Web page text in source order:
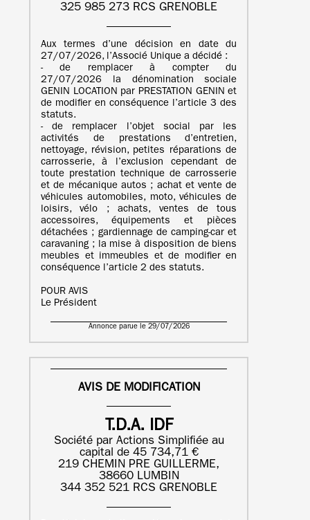
325 985 273 RCS GRENOBLE
Aux termes d’une décision en date du
27/07/2026, l’Associé Unique a décidé :
- de remplacer à compter du
27/07/2026 la dénomination sociale
GENIN LOCATION par PRESTATION GENIN et
de modifier en conséquence l’article 3 des
statuts.
- de remplacer l’objet social par les
activités de prestations d’entretien,
nettoyage, révision, petites réparations de
carrosserie, à l’exclusion cependant de
toute prestation technique de carrosserie
et de mécanique autos ; achat et vente de
véhicules automobiles, moto, véhicules de
loisirs, vélo ; achats, ventes de tous
accessoires, équipements et pièces
détachées ; gardiennage de camping-car et
caravaning ; la mise à disposition de biens
meubles et immeubles et de modifier en
conséquence l’article 2 des statuts.
POUR AVIS
Le Président
Annonce parue le 29/07/2026
AVIS DE MODIFICATION
T.D.A. IDF
Société par Actions Simplifiée au
capital de 45 734,71 €
219 CHEMIN PRE GUILLERME,
38660 LUMBIN
344 352 521 RCS GRENOBLE